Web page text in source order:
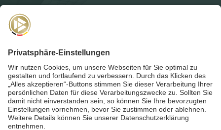
Für dieAkademie-Postanmelden und auf dem Laufenden
bleiben!